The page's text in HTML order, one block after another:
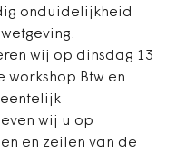
onduidelijkheid
wij op dinsdag 13
workshop Btw en
wij u op
en zeilen van de